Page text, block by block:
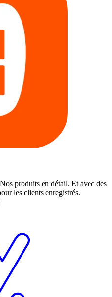
produits en détail. Et avec des
les clients enregistrés.